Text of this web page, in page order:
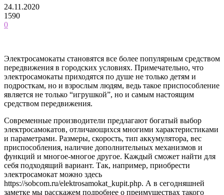
24.11.2020
1590
0
Электросамокаты становятся все более популярным средством
передвижения в городских условиях. Примечательно, что
электросамокаты приходятся по душе не только детям и
подросткам, но и взрослым людям, ведь такое приспособление
является не только “игрушкой”, но и самым настоящим
средством передвижения.
Современные производители предлагают богатый выбор
электросамокатов, отличающихся многими характеристиками
и параметрами. Размеры, скорость, тип аккумулятора, вес
приспособления, наличие дополнительных механизмов и
функций и многое-многое другое. Каждый сможет найти для
себя подходящий вариант. Так, например, приобрести
электросамокат можно здесь
https://sobcom.ru/elektrosamokat_kupit.php. А в сегодняшней
заметке мы расскажем подробнее о преимуществах такого